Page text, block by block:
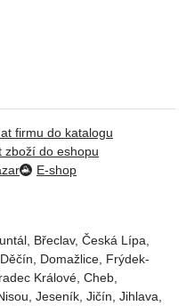
firmu do katalogu
zboží do eshopu
E-shop
Břeclav, Česká Lípa‎,
Domažlice‎, Frýdek-
Králové‎, Cheb‎,
Jeseník‎, Jičín‎, Jihlava,